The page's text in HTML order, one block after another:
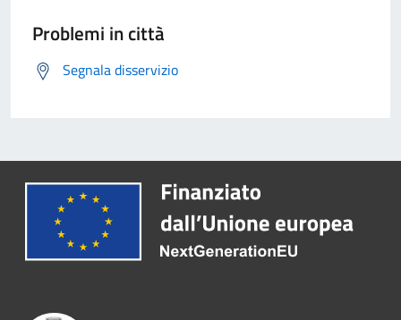
Problemi in città
Segnala disservizio